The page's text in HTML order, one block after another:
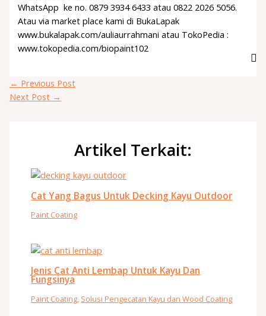
WhatsApp ke no. 0879 3934 6433 atau 0822 2026 5056.
Atau via market place kami di BukaLapak
www.bukalapak.com/auliaurrahmani atau TokoPedia :
www.tokopedia.com/biopaint102
← Previous Post
Next Post →
Artikel Terkait:
Cat Yang Bagus Untuk Decking Kayu Outdoor
Paint Coating
Jenis Cat Anti Lembap Untuk Kayu Dan
Fungsinya
Paint Coating Solusi Pengecatan Kayu dan Wood Coating